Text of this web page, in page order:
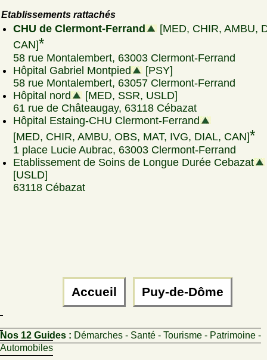
Etablissements rattachés
CHU de Clermont-Ferrand
[MED, CHIR, AMBU,
CAN]*
58 rue Montalembert, 63003 Clermont-Ferrand
Hôpital Gabriel Montpied
[PSY]
58 rue Montalembert, 63057 Clermont-Ferrand
Hôpital nord
[MED, SSR, USLD]
61 rue de Châteaugay, 63118 Cébazat
Hôpital Estaing-CHU Clermont-Ferrand
[MED, CHIR, AMBU, OBS, MAT, IVG, DIAL, CAN]*
1 place Lucie Aubrac, 63003 Clermont-Ferrand
Etablissement de Soins de Longue Durée Cebazat
[USLD]
63118 Cébazat
Accueil Puy-de-Dôme
Nos 12 Guides : Démarches - Santé - Tourisme - Patrimoine -
Automobiles